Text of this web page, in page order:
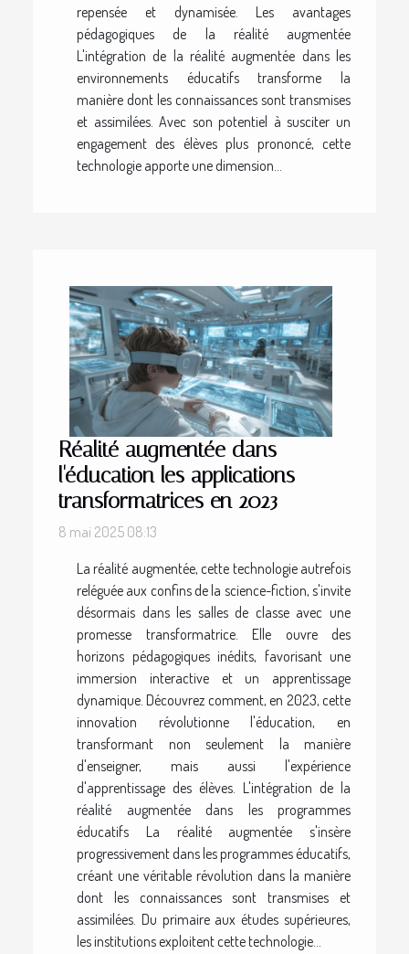
repensée et dynamisée. Les avantages
pédagogiques de la réalité augmentée
L'intégration de la réalité augmentée dans les
environnements éducatifs transforme la
manière dont les connaissances sont transmises
et assimilées. Avec son potentiel à susciter un
engagement des élèves plus prononcé, cette
technologie apporte une dimension...
Réalité augmentée dans
l'éducation les applications
transformatrices en 2023
8 mai 2025 08:13
La réalité augmentée, cette technologie autrefois
reléguée aux confins de la science-fiction, s'invite
désormais dans les salles de classe avec une
promesse transformatrice. Elle ouvre des
horizons pédagogiques inédits, favorisant une
immersion interactive et un apprentissage
dynamique. Découvrez comment, en 2023, cette
innovation révolutionne l'éducation, en
transformant non seulement la manière
d'enseigner, mais aussi l'expérience
d'apprentissage des élèves. L'intégration de la
réalité augmentée dans les programmes
éducatifs La réalité augmentée s'insère
progressivement dans les programmes éducatifs,
créant une véritable révolution dans la manière
dont les connaissances sont transmises et
assimilées. Du primaire aux études supérieures,
les institutions exploitent cette technologie...